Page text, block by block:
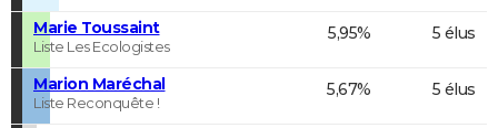
Marie Toussaint
Liste Les Ecologistes
5,95% 5 élus
Marion Maréchal
Liste Reconquête !
5,67% 5 élus